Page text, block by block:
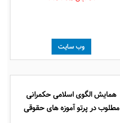
وب سایت
همایش الگوی اسلامی حکمرانی
مطلوب در پرتو آموزه های حقوقی